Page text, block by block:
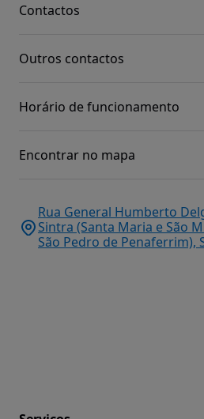
Contactos
Outros contactos
Horário de funcionamento
Encontrar no mapa
Rua General Humberto
Sintra (Santa Maria e São
São Pedro de Penaferrim),